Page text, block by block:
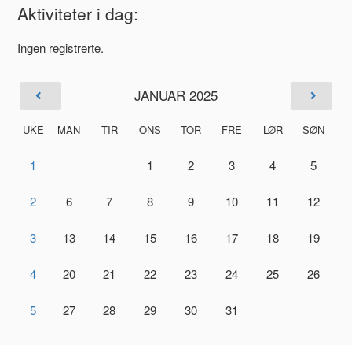
Aktiviteter i dag:
Ingen registrerte.
JANUAR 2025
UKE MAN TIR ONS TOR FRE LØR SØN
1 1 2 3 4 5
2 6 7 8 9 10 11 12
3 13 14 15 16 17 18 19
4 20 21 22 23 24 25 26
5 27 28 29 30 31